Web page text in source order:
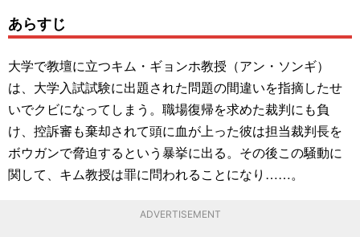
あらすじ
大学で教壇に立つキム・ギョンホ教授（アン・ソンギ）
は、大学入試試験に出題された問題の間違いを指摘したせ
いでクビになってしまう。職場復帰を求めた裁判にも負
け、控訴審も棄却されて頭に血が上った彼は担当裁判長を
ボウガンで脅迫するという暴挙に出る。その後この騒動に
関して、キム教授は罪に問われることになり……。
ADVERTISEMENT